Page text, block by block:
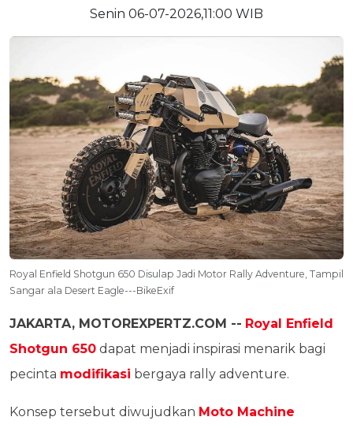
Senin 06-07-2026,11:00 WIB
Royal Enfield Shotgun 650 Disulap Jadi Motor Rally Adventure, Tampil
Sangar ala Desert Eagle---BikeExif
JAKARTA, MOTOREXPERTZ.COM -- Royal Enfield
Shotgun 650 dapat menjadi inspirasi menarik bagi
pecinta modifikasi bergaya rally adventure.
Konsep tersebut diwujudkan Moto Machine